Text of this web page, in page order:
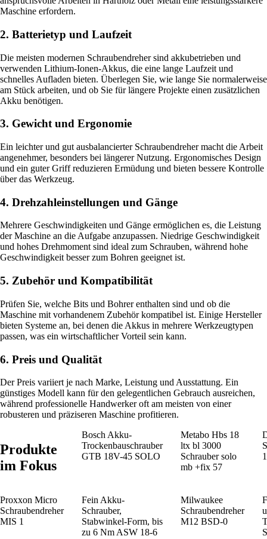
Maschine erfordern.
2. Batterietyp und Laufzeit
Die meisten modernen Schraubendreher sind akkubetrieben und
verwenden Lithium-Ionen-Akkus, die eine lange Laufzeit und
schnelles Aufladen bieten. Überlegen Sie, wie lange Sie normalerweise
am Stück arbeiten, und ob Sie für längere Projekte einen zusätzlichen
Akku benötigen.
3. Gewicht und Ergonomie
Ein leichter und gut ausbalancierter Schraubendreher macht die Arbeit
angenehmer, besonders bei längerer Nutzung. Ergonomisches Design
und ein guter Griff reduzieren Ermüdung und bieten bessere Kontrolle
über das Werkzeug.
4. Drehzahleinstellungen und Gänge
Mehrere Geschwindigkeiten und Gänge ermöglichen es, die Leistung
der Maschine an die Aufgabe anzupassen. Niedrige Geschwindigkeit
und hohes Drehmoment sind ideal zum Schrauben, während hohe
Geschwindigkeit besser zum Bohren geeignet ist.
5. Zubehör und Kompatibilität
Prüfen Sie, welche Bits und Bohrer enthalten sind und ob die
Maschine mit vorhandenem Zubehör kompatibel ist. Einige Hersteller
bieten Systeme an, bei denen die Akkus in mehrere Werkzeugtypen
passen, was ein wirtschaftlicher Vorteil sein kann.
6. Preis und Qualität
Der Preis variiert je nach Marke, Leistung und Ausstattung. Ein
günstiges Modell kann für den gelegentlichen Gebrauch ausreichen,
während professionelle Handwerker oft am meisten von einer
robusteren und präziseren Maschine profitieren.
Produkte
im Fokus
Bosch Akku-
Trockenbauschrauber
GTB 18V-45 SOLO
Metabo Hbs 18
ltx bl 3000
Schrauber solo
mb +fix 57
Proxxon Micro
Schraubendreher
MIS 1
Fein Akku-
Schrauber,
Stabwinkel-Form, bis
zu 6 Nm ASW 18-6
Milwaukee
Schraubendreher
M12 BSD-0